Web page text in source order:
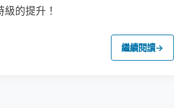
的提升！
繼續閱讀→